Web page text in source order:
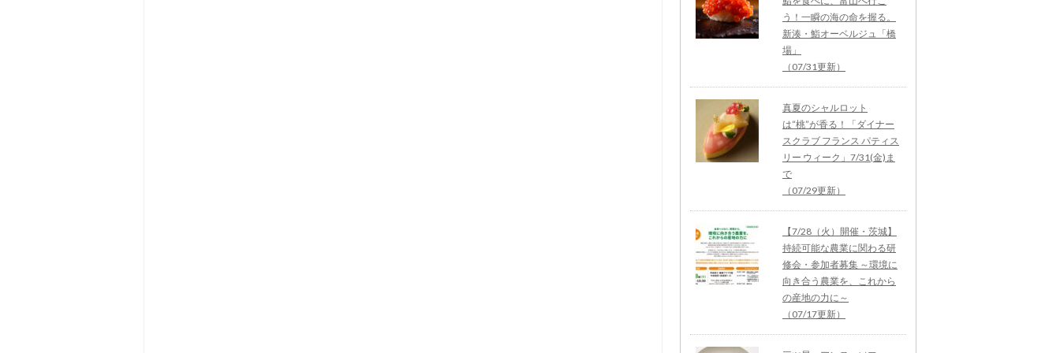
う！一瞬の海の命を握る。
新湊・鮨オーベルジュ「橋
場」
（07/31更新）
真夏のシャルロット
は“桃”が香る！「ダイナー
スクラブ フランス パティス
リー ウィーク」7/31(金)ま
で
（07/29更新）
【7/28（火）開催・茨城】
持続可能な農業に関わる研
修会・参加者募集 ～環境に
向き合う農業を、これから
の産地の力に～
（07/17更新）